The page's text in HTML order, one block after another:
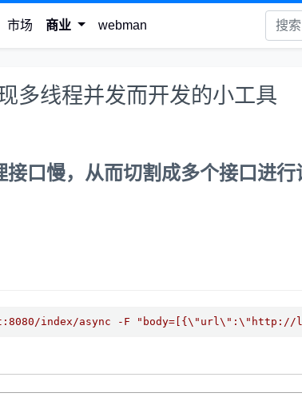
市场 商业 webman
多线程并发而开发的小工具
接口慢，从而切割成多个接口进
index/async -F